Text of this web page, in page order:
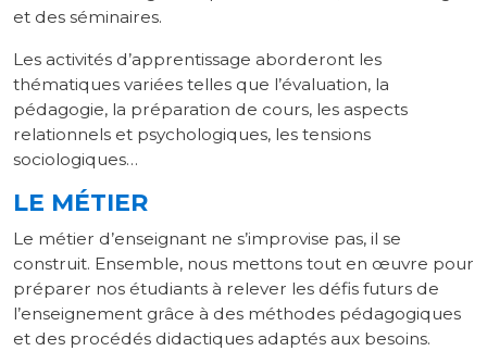
et des séminaires.
Les activités d’apprentissage aborderont les
thématiques variées telles que l’évaluation, la
pédagogie, la préparation de cours, les aspects
relationnels et psychologiques, les tensions
sociologiques…
LE MÉTIER
Le métier d’enseignant ne s’improvise pas, il se
construit. Ensemble, nous mettons tout en œuvre pour
préparer nos étudiants à relever les défis futurs de
l’enseignement grâce à des méthodes pédagogiques
et des procédés didactiques adaptés aux besoins.